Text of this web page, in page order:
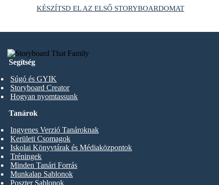
KÉSZÍTSD EL AZ ELSŐ STORYBOARDOMAT
Segítség
Súgó és GYIK
Storyboard Creator
Hogyan nyomtassunk
Tanárok
Ingyenes Verzió Tanároknak
Kerületi Csomagok
Iskolai Könyvtárak és Médiaközpontok
Tréningek
Minden Tanári Forrás
Munkalap Sablonok
Poszter Sablonok